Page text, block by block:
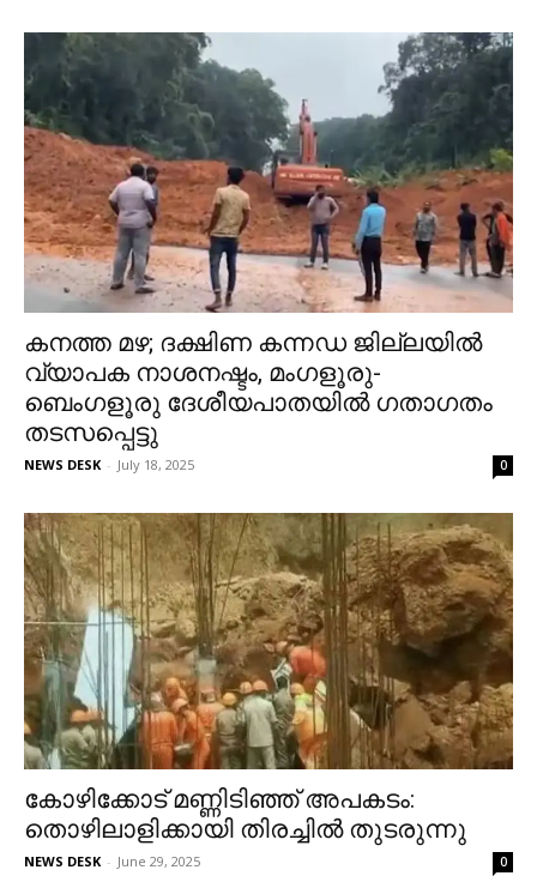
കനത്ത മഴ; ദക്ഷിണ കന്നഡ ജില്ലയില്‍
വ്യാപക നാശനഷ്ടം, മംഗളൂരു-
ബെംഗളൂരു ദേശീയപാതയില്‍ ഗതാഗതം
തടസപ്പെട്ടു
NEWS DESK - July 18, 2025 0
കോഴിക്കോട് മണ്ണിടിഞ്ഞ് അപകടം:
തൊഴിലാളിക്കായി തിരച്ചില്‍ തുടരുന്നു
NEWS DESK - June 29, 2025 0